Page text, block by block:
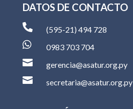
DATOS DE CONTACTO
 (595-21) 494 728
 0983 703 704
 gerencia@asatur.org.py
 secretaria@asatur.org.py